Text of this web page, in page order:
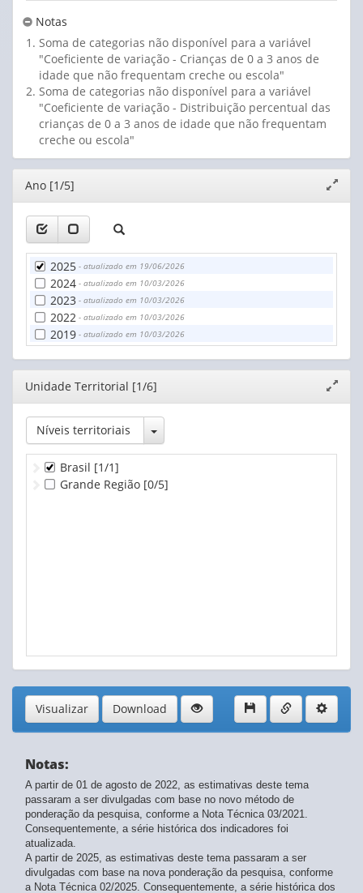
Notas
Soma de categorias não disponível para a variável
"Coeficiente de variação - Crianças de 0 a 3 anos de
idade que não frequentam creche ou escola"
Soma de categorias não disponível para a variável
"Coeficiente de variação - Distribuição percentual das
crianças de 0 a 3 anos de idade que não frequentam
creche ou escola"
Editor
janela
Ano [1/5]
2025 - atualizado em 19/06/2026
2024 - atualizado em 10/03/2026
2023 - atualizado em 10/03/2026
2022 - atualizado em 10/03/2026
2019 - atualizado em 10/03/2026
Editor
janela
Unidade Territorial [1/6]
Níveis territoriais Toggle Dropdown
Brasil [1/1]
Grande Região [0/5]
Visualizar Download
Notas:
A partir de 01 de agosto de 2022, as estimativas deste tema
passaram a ser divulgadas com base no novo método de
ponderação da pesquisa, conforme a Nota Técnica 03/2021.
Consequentemente, a série histórica dos indicadores foi
atualizada.
A partir de 2025, as estimativas deste tema passaram a ser
divulgadas com base na nova ponderação da pesquisa, conforme
a Nota Técnica 02/2025. Consequentemente, a série histórica dos